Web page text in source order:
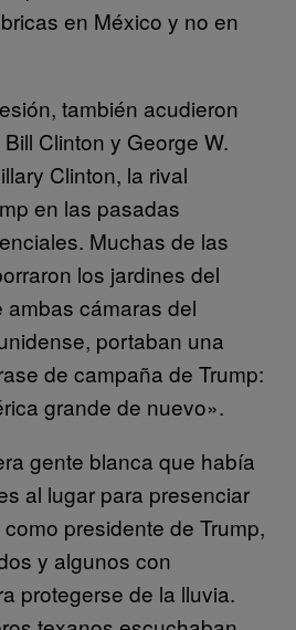
en México y no en
también acudieron
Clinton y George W.
Clinton, la rival
en las pasadas
Muchas de las
los jardines del
ambas cámaras del
portaban una
de campaña de Trump:
grande de nuevo».
gente blanca que había
al lugar para presenciar
presidente de Trump,
y algunos con
protegerse de la lluvia.